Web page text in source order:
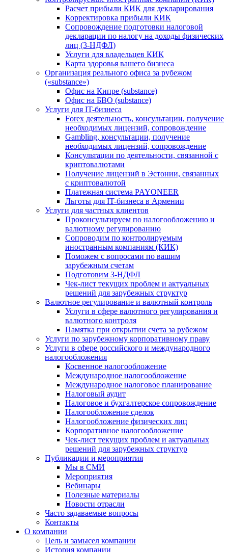
Расчет прибыли КИК для декларирования
Корректировка прибыли КИК
Сопровождение подготовки налоговой
декларации по налогу на доходы физических
лиц (3-НДФЛ)
Услуги для владельцев КИК
Карта здоровья вашего бизнеса
Организация реального офиса за рубежом
(«substance»)
Офис на Кипре (substance)
Офис на БВО (substance)
Услуги для IT-бизнеса
Forex деятельность, консультации, получение
необходимых лицензий, сопровождение
Gambling, консультации, получение
необходимых лицензий, сопровождение
Консультации по деятельности, связанной с
криптовалютами
Получение лицензий в Эстонии, связанных
с криптовалютой
Платежная система PAYONEER
Льготы для IT-бизнеса в Армении
Услуги для частных клиентов
Проконсультируем по налогообложению и
валютному регулированию
Сопроводим по контролируемым
иностранным компаниям (КИК)
Поможем с вопросами по вашим
зарубежным счетам
Подготовим 3-НДФЛ
Чек-лист текущих проблем и актуальных
решений для зарубежных структур
Валютное регулирование и валютный контроль
Услуги в сфере валютного регулирования и
валютного контроля
Памятка при открытии счета за рубежом
Услуги по зарубежному корпоративному праву
Услуги в сфере российского и международного
налогообложения
Косвенное налогообложение
Международное налогообложение
Международное налоговое планирование
Налоговый аудит
Налоговое и бухгалтерское сопровождение
Налогообложение сделок
Налогообложение физических лиц
Корпоративное налогообложение
Чек-лист текущих проблем и актуальных
решений для зарубежных структур
Публикации и мероприятия
Мы в СМИ
Мероприятия
Вебинары
Полезные материалы
Новости отрасли
Часто задаваемые вопросы
Контакты
О компании
Цель и замысел компании
История компании